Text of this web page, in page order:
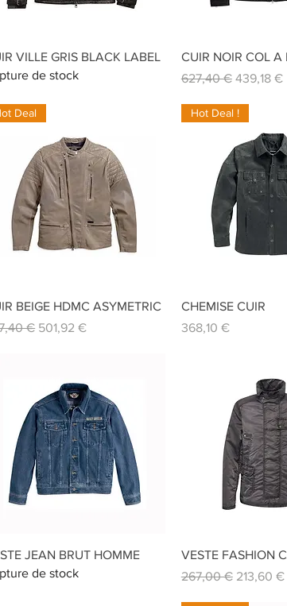
Aperçu rapide
VILLE GRIS BLACK LABEL
de stock
Aperçu
CUIR NOIR COL A
Prix original
627,40 € Prix
439,18 €
Aperçu rapide
Deal
BEIGE HDMC ASYMETRIC
original
€ Prix promotionnel
501,92 €
Aperçu
Hot Deal !
CHEMISE CUIR
Prix
368,10 €
Aperçu rapide
JEAN BRUT HOMME
de stock
Aperçu
VESTE FASHION
Prix original
267,00 € Prix
213,60 €